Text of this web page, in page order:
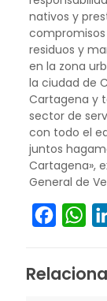
nativos y
residuos y
en la zona
la ciudad de
Cartagena y
sector de
con todo el
juntos
Cartagena»,
General de